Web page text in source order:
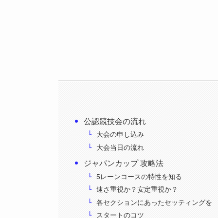
公認競技会の流れ
大会の申し込み
大会当日の流れ
ジャパンカップ 攻略法
5レーンコースの特性を知る
速さ重視か？安定重視か？
各セクションにあったセッティングを
スタートのコツ